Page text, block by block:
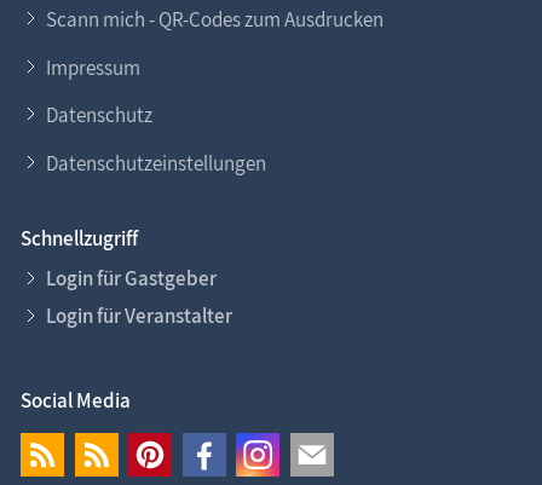
Scann mich - QR-Codes zum Ausdrucken
Impressum
Datenschutz
Datenschutzeinstellungen
Schnellzugriff
Login für Gastgeber
Login für Veranstalter
Social Media